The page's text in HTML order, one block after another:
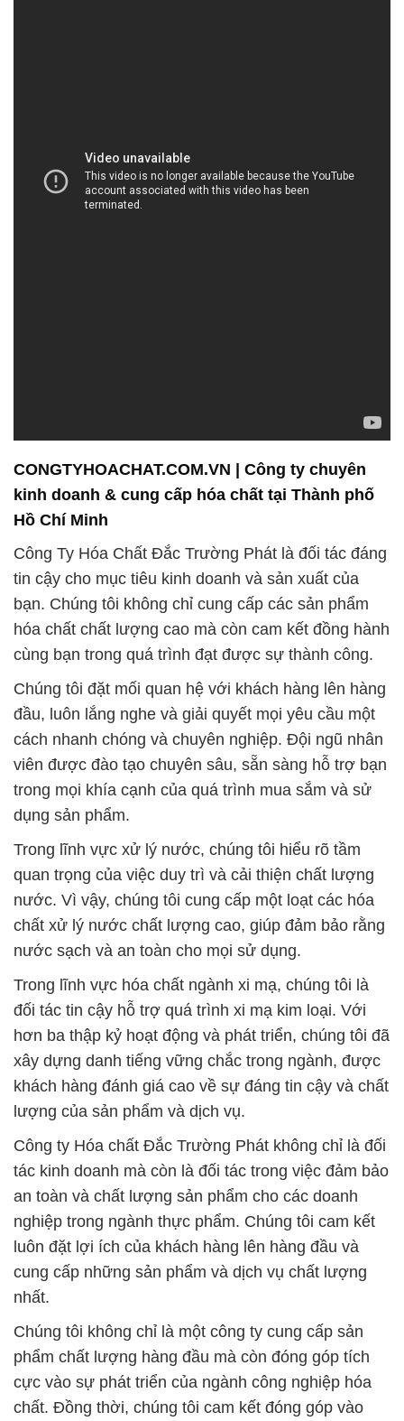
Công Ty Hóa Chất Đắc Trường Phát là đối tác đáng
tin cậy cho mục tiêu kinh doanh và sản xuất của
bạn. Chúng tôi không chỉ cung cấp các sản phẩm
hóa chất chất lượng cao mà còn cam kết đồng hành
cùng bạn trong quá trình đạt được sự thành công.
Chúng tôi đặt mối quan hệ với khách hàng lên hàng
đầu, luôn lắng nghe và giải quyết mọi yêu cầu một
cách nhanh chóng và chuyên nghiệp. Đội ngũ nhân
viên được đào tạo chuyên sâu, sẵn sàng hỗ trợ bạn
trong mọi khía cạnh của quá trình mua sắm và sử
dụng sản phẩm.
Trong lĩnh vực xử lý nước, chúng tôi hiểu rõ tầm
quan trọng của việc duy trì và cải thiện chất lượng
nước. Vì vậy, chúng tôi cung cấp một loạt các hóa
chất xử lý nước chất lượng cao, giúp đảm bảo rằng
nước sạch và an toàn cho mọi sử dụng.
Trong lĩnh vực hóa chất ngành xi mạ, chúng tôi là
đối tác tin cậy hỗ trợ quá trình xi mạ kim loại. Với
hơn ba thập kỷ hoạt động và phát triển, chúng tôi đã
xây dựng danh tiếng vững chắc trong ngành, được
khách hàng đánh giá cao về sự đáng tin cậy và chất
lượng của sản phẩm và dịch vụ.
Công ty Hóa chất Đắc Trường Phát không chỉ là đối
tác kinh doanh mà còn là đối tác trong việc đảm bảo
an toàn và chất lượng sản phẩm cho các doanh
nghiệp trong ngành thực phẩm. Chúng tôi cam kết
luôn đặt lợi ích của khách hàng lên hàng đầu và
cung cấp những sản phẩm và dịch vụ chất lượng
Chúng tôi không chỉ là một công ty cung cấp sản
phẩm chất lượng hàng đầu mà còn đóng góp tích
cực vào sự phát triển của ngành công nghiệp hóa
chất. Đồng thời, chúng tôi cam kết đóng góp vào
việc bảo vệ môi trường và giữ gìn tài nguyên thiên
nhiên, hướng tới một tương lai bền vững cho thế hệ
sau.
# Đơn vị chuyên thương mại – bán Powder